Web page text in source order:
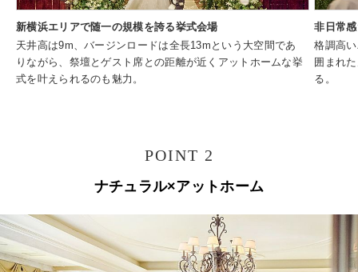
新横浜エリアで随一の規模を誇る挙式会場
天井高は9m、バージンロードは全長13mという大空間であ
りながら、祭壇とゲスト席との距離が近くアットホームな挙
式を叶えられるのも魅力。
非日常
格調高
囲まれ
る。
POINT 2
ナチュラル×アットホーム